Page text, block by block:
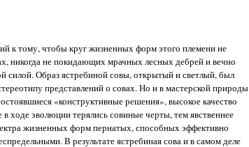
к тому, чтобы круг жизненных форм этого племени не
никогда не покидающих мрачных лесных дебрей и вечно
силой. Образ ястребиной совы, открытый и светлый, был
представлений о совах. Но и в мастерской природы
«конструктивные решения», высокое качество
ходе эволюции терялись совиные черты, тем явственнее
жизненных форм пернатых, способных эффективно
В результате ястребиная сова и в самом деле